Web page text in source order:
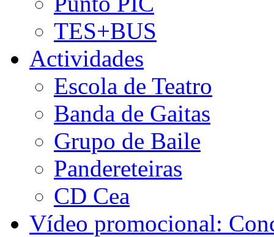
TES+BUS
Actividades
Escola de Teatro
Banda de Gaitas
Grupo de Baile
Pandereteiras
CD Cea
Vídeo promocional: